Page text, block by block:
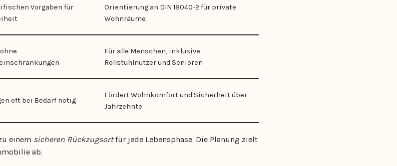
Vorgaben für
Orientierung an DIN 18040-2 für private
Wohnräume
Für alle Menschen, inklusive
Rollstuhlnutzer und Senioren
oft bei Bedarf nötig
Fördert Wohnkomfort und Sicherheit über
Jahrzehnte
einem sicheren Rückzugsortfür jede Lebensphase. Die Planung zielt
ab.